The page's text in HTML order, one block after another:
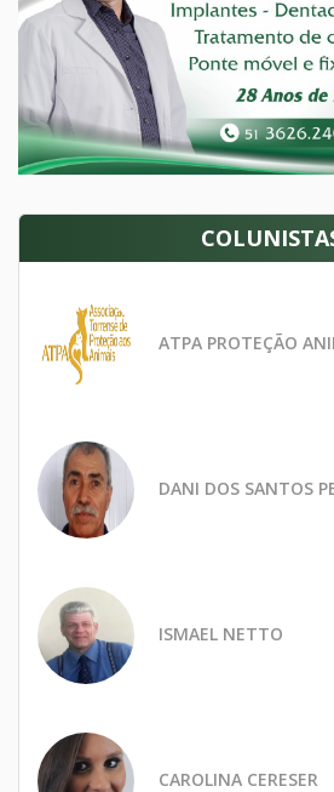
ATPA PROTEÇÃO
DANI DOS SANTOS
ISMAEL NETTO
CAROLINA CERESER